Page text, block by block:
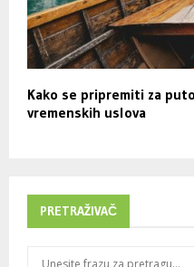
Kako se pripremiti za
vremenskih uslova
PRETRAŽIVAČ